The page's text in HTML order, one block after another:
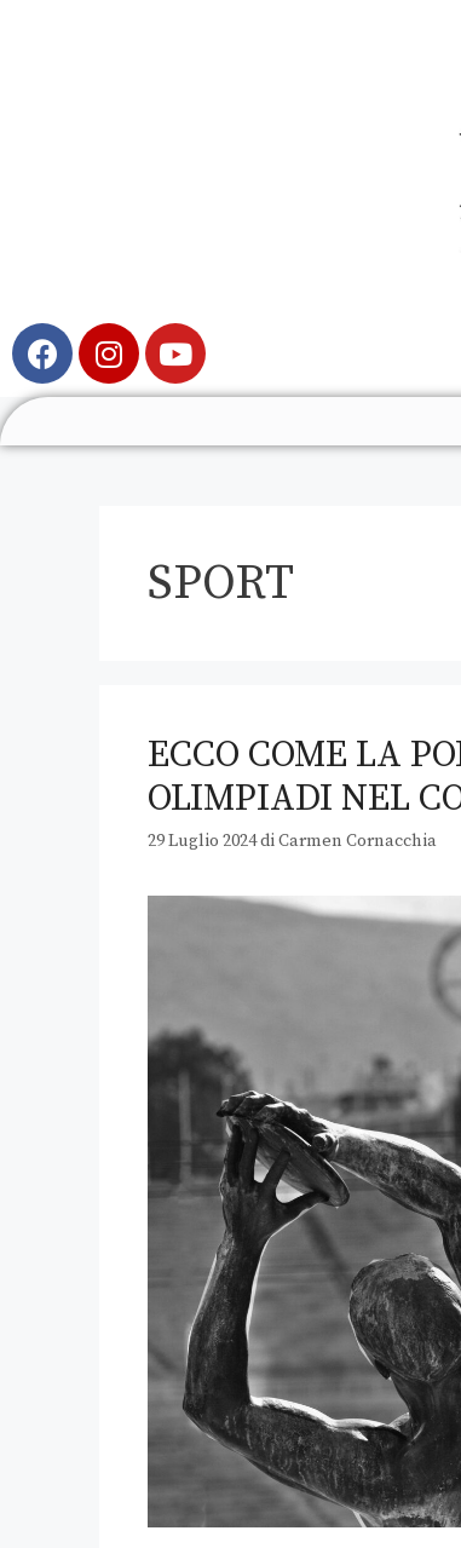
SPORT
ECCO COME LA
OLIMPIADI NEL
29 Luglio 2024diCarmen Cornacchia